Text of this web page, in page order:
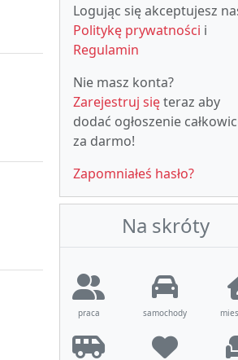
Logując się akceptujesz
Politykę prywatności i
Regulamin
Nie masz konta?
Zarejestruj sięteraz aby
dodać ogłoszenie
za darmo!
Zapomniałeś hasło?
Na skróty
praca samochody